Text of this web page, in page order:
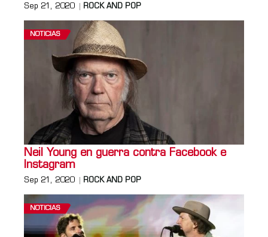
Sep 21, 2020 ROCK AND POP
NOTICIAS
Neil Young en guerra contra Facebook e
Instagram
Sep 21, 2020 ROCK AND POP
NOTICIAS